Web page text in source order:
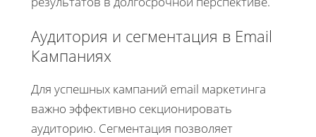
Аудитория и сегментация в Email
Кампаниях
Для успешных кампаний email маркетинга
важно эффективно секционировать
аудиторию. Сегментация позволяет